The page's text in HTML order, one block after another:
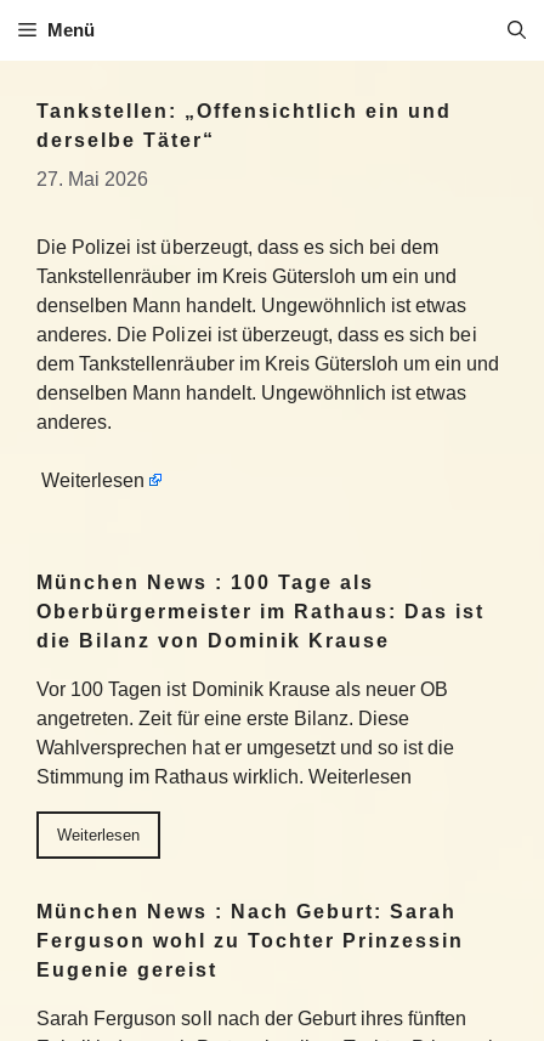
Inhalt
Menü
Tankstellen: „Offensichtlich ein und
derselbe Täter“
27. Mai 2026
Die Polizei ist überzeugt, dass es sich bei dem
Tankstellenräuber im Kreis Gütersloh um ein und
denselben Mann handelt. Ungewöhnlich ist etwas
anderes. Die Polizei ist überzeugt, dass es sich bei
dem Tankstellenräuber im Kreis Gütersloh um ein und
denselben Mann handelt. Ungewöhnlich ist etwas
anderes.
Weiterlesen
München News : 100 Tage als
Oberbürgermeister im Rathaus: Das ist
die Bilanz von Dominik Krause
Vor 100 Tagen ist Dominik Krause als neuer OB
angetreten. Zeit für eine erste Bilanz. Diese
Wahlversprechen hat er umgesetzt und so ist die
Stimmung im Rathaus wirklich. Weiterlesen
Weiterlesen
München News : Nach Geburt: Sarah
Ferguson wohl zu Tochter Prinzessin
Eugenie gereist
Sarah Ferguson soll nach der Geburt ihres fünften